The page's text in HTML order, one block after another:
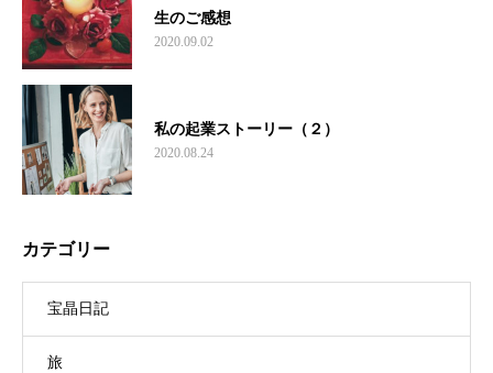
生のご感想
2020.09.02
私の起業ストーリー（２）
2020.08.24
カテゴリー
宝晶日記
旅